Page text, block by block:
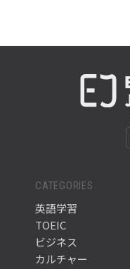
CATEGORIES
英語学習
TOEIC
ビジネス
カルチャー